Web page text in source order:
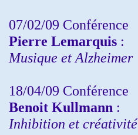
07/02/09 Conférence
Pierre Lemarquis :
Musique et Alzheimer
18/04/09 Conférence
Benoit Kullmann :
Inhibition et créativité